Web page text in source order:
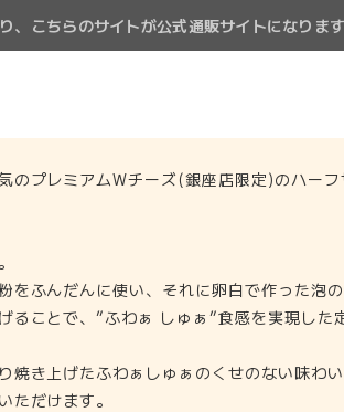
、こちらのサイトが公式通販サイトになりま
のプレミアムWチーズ(銀座店限定)のハー
をふんだんに使い、それに卵白で作った泡
ることで、”ふわぁ しゅぁ”食感を実現した
焼き上げたふわぁしゅぁのくせのない味わ
ただけます。